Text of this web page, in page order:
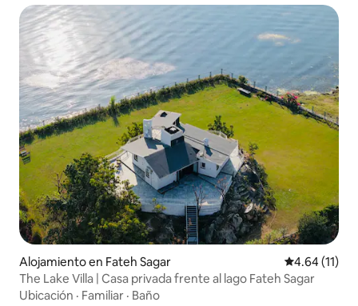
Alojamiento en Fateh Sagar Calificación
4.64 (11)
The Lake Villa | Casa privada frente al lago Fateh Sagar
Ubicación · Familiar · Baño